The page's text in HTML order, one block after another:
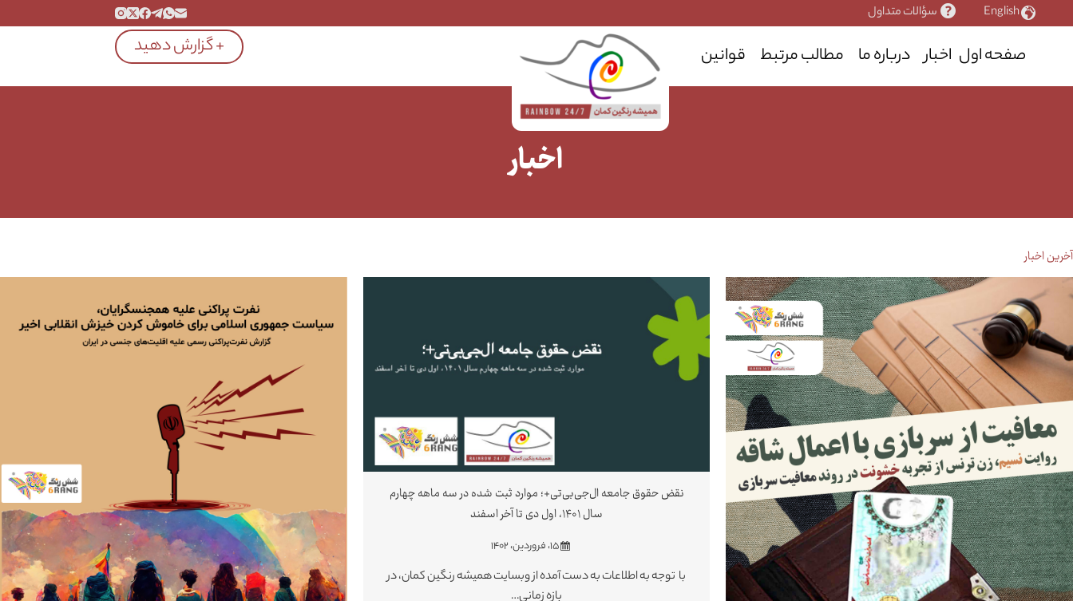
به
English سؤالات متداول
صفحه اول اخبار درباره ما مطالب مرتبط قوانین + گزارش دهید
اخبار
آخرین اخبار
نقض حقوق جامعه ال‌جی‌بی‌تی+؛ موارد ثبت شده در سه ماهه چهارم
سال ۱۴۰۱، اول دی تا آخر اسفند
۱۵، فروردین، ۱۴۰۲
با توجه به اطلاعات به دست آمده از وبسایت همیشه رنگین کمان، در